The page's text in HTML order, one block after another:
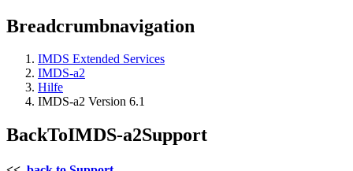
Breadcrumbnavigation
IMDS Extended Services
IMDS-a2
Hilfe
IMDS-a2 Version 6.1
BackToIMDS-a2Support